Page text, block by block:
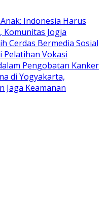
Indonesia Harus
Komunitas Jogja
Cerdas Bermedia Sosial
Pelatihan Vokasi
Pengobatan Kanker
di Yogyakarta,
Jaga Keamanan